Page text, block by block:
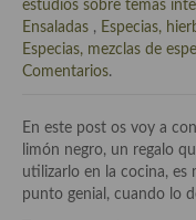
Historia de la
historias culinarias y
Origen y evolución de
Ocio – restaurantes,
Viajes eno-gastro-
estudios sobre temas
Ensaladas , Especias,
Especias, mezclas de
Comentarios.
En este post os voy a
limón negro, un regalo
utilizarlo en la cocina, es
punto genial, cuando lo